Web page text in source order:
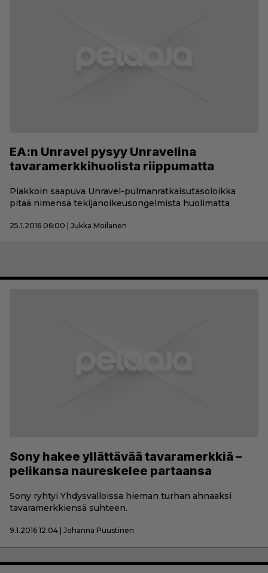
EA:n Unravel pysyy Unravelina
tavaramerkkihuolista riippumatta
Piakkoin saapuva Unravel-pulmanratkaisutasoloikka
pitää nimensä tekijänoikeusongelmista huolimatta
25.1.2016 06:00 | Jukka Moilanen
Sony hakee yllättävää tavaramerkkiä –
pelikansa naureskelee partaansa
Sony ryhtyi Yhdysvalloissa hieman turhan ahnaaksi
tavaramerkkiensä suhteen.
9.1.2016 12:04 | Johanna Puustinen